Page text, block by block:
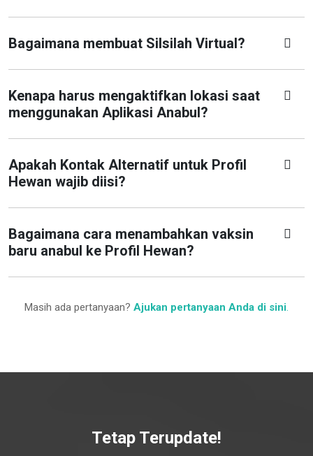
Bagaimana membuat Silsilah Virtual?
Kenapa harus mengaktifkan lokasi saat
menggunakan Aplikasi Anabul?
Apakah Kontak Alternatif untuk Profil
Hewan wajib diisi?
Bagaimana cara menambahkan vaksin
baru anabul ke Profil Hewan?
Masih ada pertanyaan? Ajukan pertanyaan Anda di sini.
Tetap Terupdate!